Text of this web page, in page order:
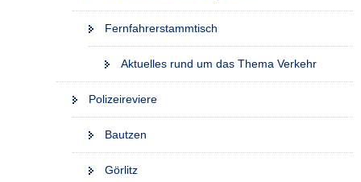
Fernfahrerstammtisch
Aktuelles rund um das Thema Verkehr
Polizeireviere
Bautzen
Görlitz